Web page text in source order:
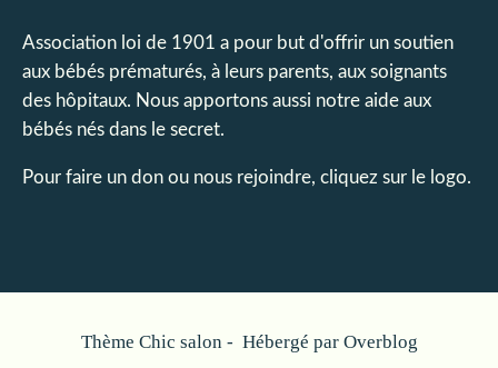
Association loi de 1901 a pour but d'offrir un soutien
aux bébés prématurés, à leurs parents, aux soignants
des hôpitaux. Nous apportons aussi notre aide aux
bébés nés dans le secret.
Pour faire un don ou nous rejoindre, cliquez sur le logo.
Thème Chic salon - Hébergé par Overblog